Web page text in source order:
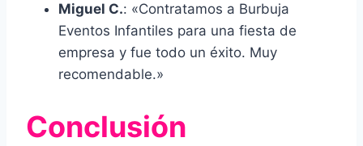
Miguel C.: «Contratamos a Burbuja
Eventos Infantiles para una fiesta de
empresa y fue todo un éxito. Muy
recomendable.»
Conclusión